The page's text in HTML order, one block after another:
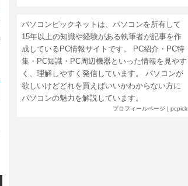
パソコンピックネットは、パソコンを所有して
15年以上の知識や経験がある執筆者が記事を作
成しているPC情報サイトです。 PC紹介・PC特
集・PC知識・PC周辺機器といった情報を見やす
く、理解しやすく発信しています。 パソコンが
欲しいけどどれを買えばいいかわからない方に
パソコンの魅力を解説しています。
プロフィールページ | pcpick